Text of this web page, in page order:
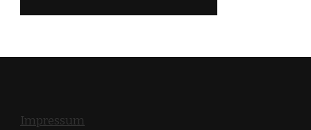
Impressum